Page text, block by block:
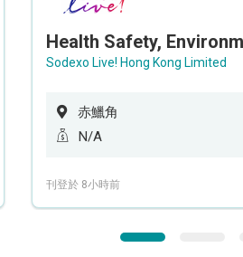
Sodexo Live! Hong Kong Limited
赤鱲角
N/A
刊登於 8小時前